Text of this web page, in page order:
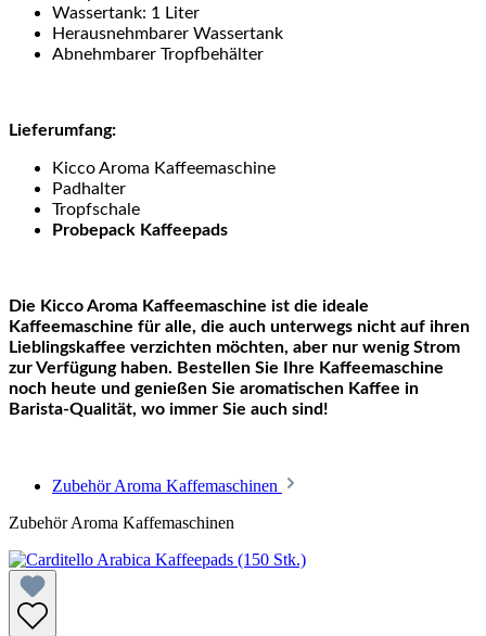
Wassertank: 1 Liter
Herausnehmbarer Wassertank
Abnehmbarer Tropfbehälter
Lieferumfang:
Kicco Aroma Kaffeemaschine
Padhalter
Tropfschale
Probepack Kaffeepads
Die Kicco Aroma Kaffeemaschine ist die ideale
Kaffeemaschine für alle, die auch unterwegs nicht auf ihren
Lieblingskaffee verzichten möchten, aber nur wenig Strom
zur Verfügung haben. Bestellen Sie Ihre Kaffeemaschine
noch heute und genießen Sie aromatischen Kaffee in
Barista-Qualität, wo immer Sie auch sind!
Zubehör Aroma Kaffemaschinen
Zubehör Aroma Kaffemaschinen